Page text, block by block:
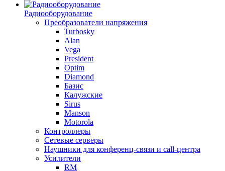
Радиооборудование
Преобразователи напряжения
Turbosky
Alan
Vega
President
Optim
Diamond
Базис
Калужские
Sirus
Manson
Motorola
Контроллеры
Сетевые серверы
Наушники для конференц-связи и call-центра
Усилители
RM